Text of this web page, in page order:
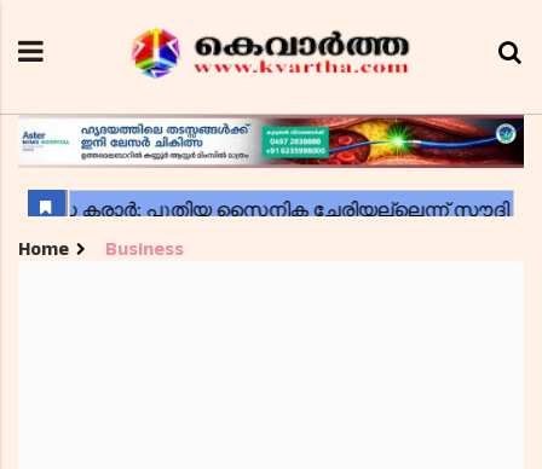
Home Business